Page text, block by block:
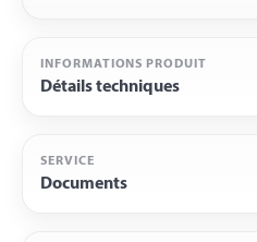
INFORMATIONS PRODUIT
Détails techniques
SERVICE
Documents